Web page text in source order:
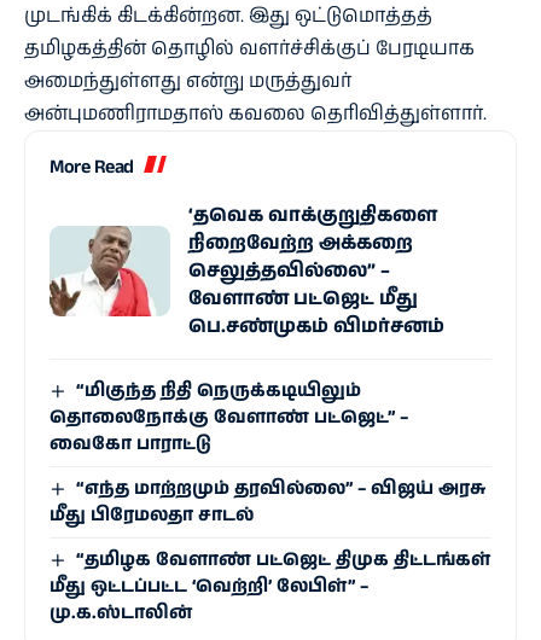
முடங்கிக் கிடக்கின்றன. இது ஒட்டுமொத்தத்
தமிழகத்தின் தொழில் வளர்ச்சிக்குப் பேரடியாக
அமைந்துள்ளது என்று மருத்துவர்
அன்புமணிராமதாஸ் கவலை தெரிவித்துள்ளார்.
More Read
‘தவெக வாக்குறுதிகளை
நிறைவேற்ற அக்கறை
செலுத்தவில்லை” –
வேளாண் பட்ஜெட் மீது
பெ.சண்முகம் விமர்சனம்
“மிகுந்த நிதி நெருக்கடியிலும்
தொலைநோக்கு வேளாண் பட்ஜெட்” –
வைகோ பாராட்டு
“எந்த மாற்றமும் தரவில்லை” – விஜய் அரசு
மீது பிரேமலதா சாடல்
“தமிழக வேளாண் பட்ஜெட் திமுக திட்டங்கள்
மீது ஒட்டப்பட்ட ‘வெற்றி’ லேபிள்” –
மு.க.ஸ்டாலின்